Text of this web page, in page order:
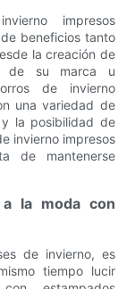
impresos
beneficios tanto
la creación de
de su marca u
de invierno
una variedad de
y la posibilidad de
invierno impresos
de mantenerse
la moda con
de invierno, es
tiempo lucir